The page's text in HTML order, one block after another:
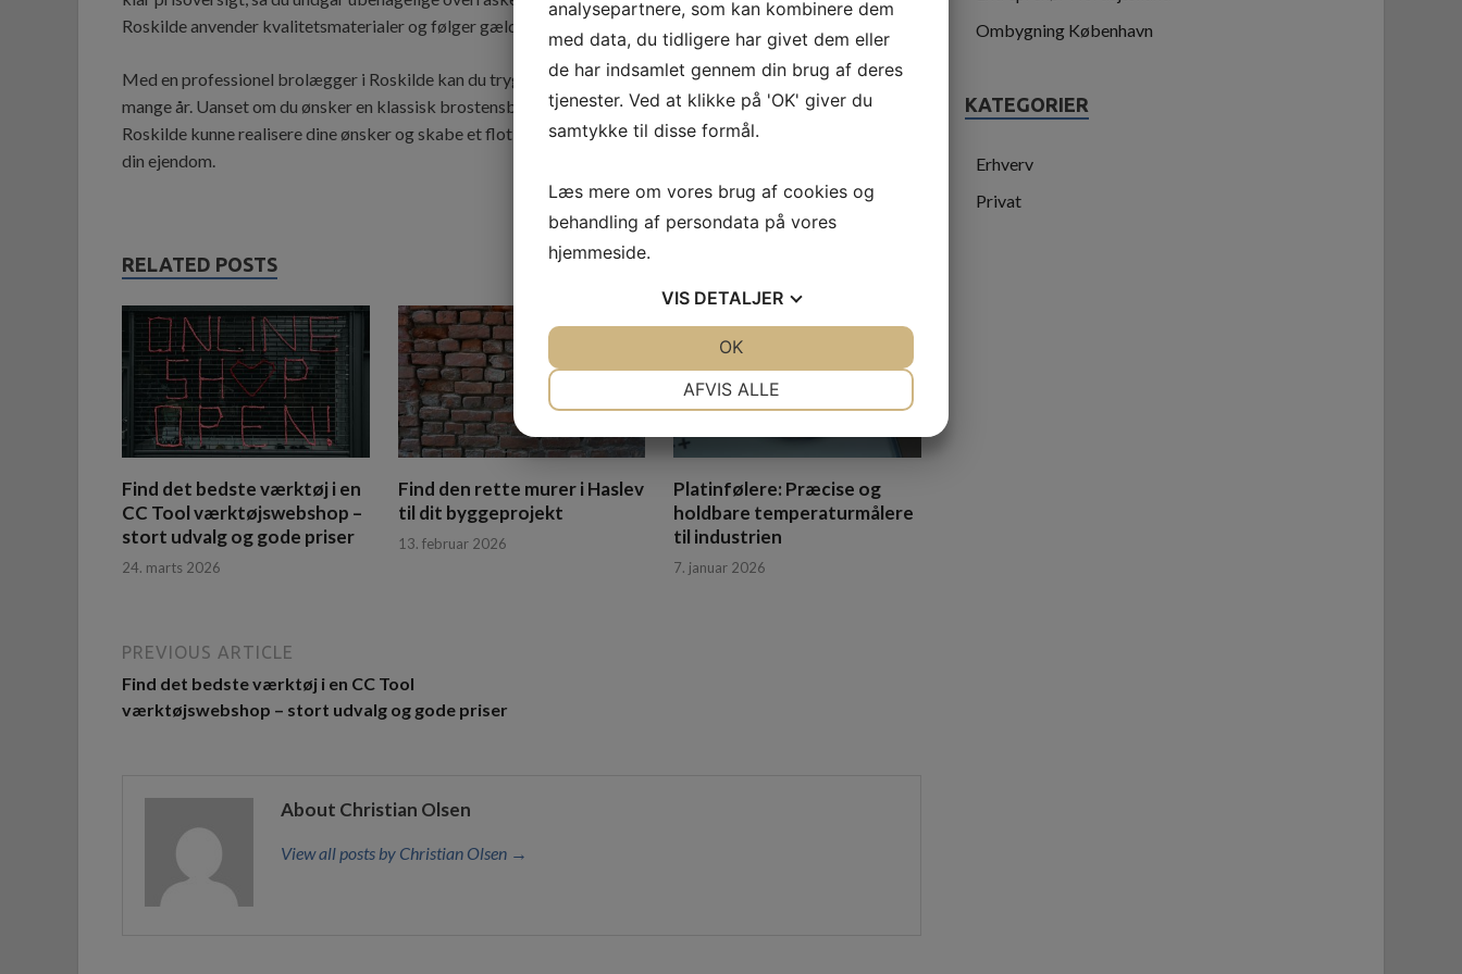
Roskilde anvender kvalitetsmaterialer og følger gældende standarder for anlæg og sikkerhed.
Med en professionel brolægger i Roskilde kan du trygt investere i dit udemiljø og få en løsning, der holder i
mange år. Uanset om du ønsker en klassisk brostensbelægning eller moderne fliser, vil en brolægger i
Roskilde kunne realisere dine ønsker og skabe et flot resultat, der øger både funktionaliteten og værdien af
din ejendom.
RELATED POSTS
Find det bedste værktøj i en
CC Tool værktøjswebshop –
stort udvalg og gode priser
24. marts 2026
Find den rette murer i Haslev
til dit byggeprojekt
13. februar 2026
Platinfølere: Præcise og
holdbare temperaturmålere
til industrien
7. januar 2026
PREVIOUS ARTICLE
Find det bedste værktøj i en CC Tool
værktøjswebshop – stort udvalg og gode priser
About Christian Olsen
View all posts by Christian Olsen →
Ombygning København
KATEGORIER
Erhverv
Privat
analysepartnere, som kan kombinere dem
med data, du tidligere har givet dem eller
de har indsamlet gennem din brug af deres
tjenester. Ved at klikke på 'OK' giver du
samtykke til disse formål.
Læs mere om vores brug af cookies og
behandling af persondata på vores
hjemmeside.
VIS DETALJER
MARKETING STATISTIK
AFVIS ALLE
OK